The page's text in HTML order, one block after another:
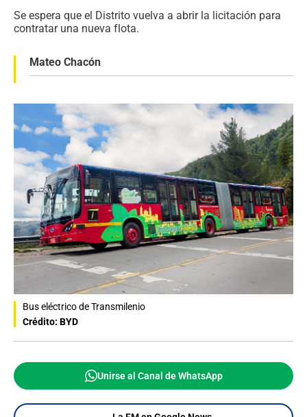
Se espera que el Distrito vuelva a abrir la licitación para
contratar una nueva flota.
Mateo Chacón
Bus eléctrico de Transmilenio
Crédito: BYD
Unirse al Canal de WhatsApp